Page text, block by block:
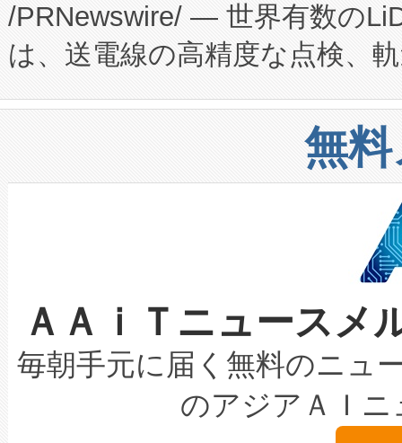
プログラムには、施設設計・
に関する技術移転および知的
構造化トレーニングカリキュ
上げおよび商用化段階におけ
設備整備および立ち上げ調整
加組織は、Enzeneのバイオ
選定された製品について、自
取得できる可能性もあります
設には、3億～4億ドルかか
最高経営責任者（CEO）であ
す。「当社のfully-connected
ームを利用すれば、6,000万
た。 Voltaiq独自のAI搭載プラ
定、統合、導入、運用に至る
安全性を追跡し、確保する事
増加しているデータセンター
る電力網に大きな負担をかけ
事業者の負担軽減という課題
系統連系を迅速にし、ピーク
限を超えて利用可能な電力容
持できるよう貢献します。こ
ービスレベル契約（SLA）違
テリー性能の劣化によるダウ
念は、現在データセンターが
/PRNewswire/ — 世界有数の
は、送電線の高精度な点検、
や穀物倉庫におけるバルク材
リューション「Avia 2」を発
したAvia 2は、1,000メート
狭視野のFOVを切り替えるこ
ケーブル、枝などの細かな対
なレーザースポットにより、
な環境下でも豊かなディテー
キロメートル範囲を検出
LiDAR for Inspections,
は1535 nmレーザーを搭載。
無
ＡＡｉＴニュース
毎朝手元に届く無料のニュ
のアジアＡＩ